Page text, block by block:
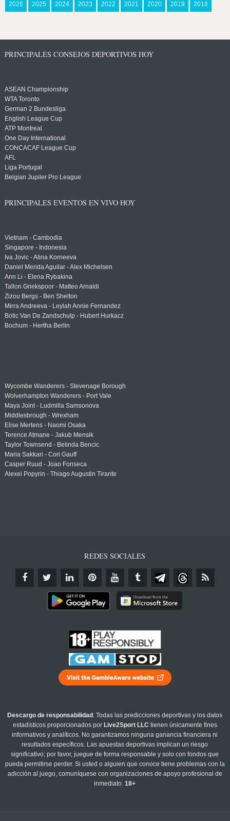
2026 2025 2024 2023 2022 2021 2020 2019 2018
PRINCIPALES CONSEJOS DEPORTIVOS HOY
ASEAN Championship
WTA Toronto
German 2 Bundesliga
English League Cup
ATP Montreal
One Day International
CONCACAF League Cup
AFL
Liga Portugal
Belgian Jupiler Pro League
PRINCIPALES EVENTOS EN VIVO HOY
Vietnam - Cambodia
Singapore - Indonesia
Iva Jovic - Alina Korneeva
Daniel Merida Aguilar - Alex Michelsen
Ann Li - Elena Rybakina
Tallon Griekspoor - Matteo Arnaldi
Zizou Bergs - Ben Shelton
Mirra Andreeva - Leylah Annie Fernandez
Botic Van De Zandschulp - Hubert Hurkacz
Bochum - Hertha Berlin
Wycombe Wanderers - Stevenage Borough
Wolverhampton Wanderers - Port Vale
Maya Joint - Ludmilla Samsonova
Middlesbrough - Wrexham
Elise Mertens - Naomi Osaka
Terence Atmane - Jakub Mensik
Taylor Townsend - Belinda Bencic
Maria Sakkari - Cori Gauff
Casper Ruud - Joao Fonseca
Alexei Popyrin - Thiago Augustin Tirante
REDES SOCIALES
Descargo de responsabilidad : Todas las predicciones deportivas y los datos
estadísticos proporcionados por Live2Sport LLC tienen únicamente fines
informativos y analíticos. No garantizamos ninguna ganancia financiera ni
resultados específicos. Las apuestas deportivas implican un riesgo
significativo; por favor, juegue de forma responsable y solo con fondos que
pueda permitirse perder. Si usted o alguien que conoce tiene problemas con la
adicción al juego, comuníquese con organizaciones de apoyo profesional de
inmediato.18+